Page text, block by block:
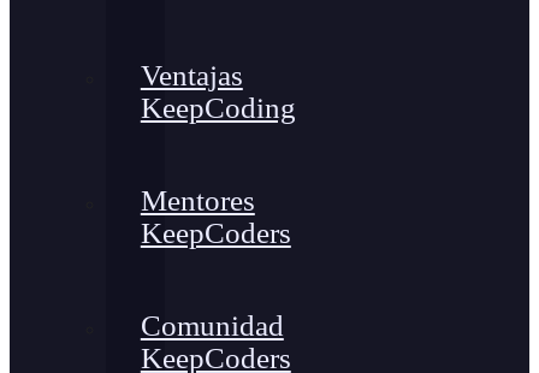
Ventajas
KeepCoding
Mentores
KeepCoders
Comunidad
KeepCoders